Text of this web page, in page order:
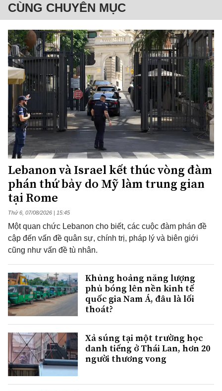
CÙNG CHUYÊN MỤC
Lebanon và Israel kết thúc vòng đàm
phán thứ bảy do Mỹ làm trung gian
tại Rome
Thứ 6, 07/08/2026 | 15:45
Một quan chức Lebanon cho biết, các cuộc đàm phán đề
cập đến vấn đề quân sự, chính trị, pháp lý và biên giới
cũng như vấn đề tù nhân.
Khủng hoảng năng lượng
phủ bóng lên nền kinh tế
quốc gia Nam Á, đâu là lối
thoát?
Xả súng tại một trường học
danh tiếng ở Thái Lan, hơn 20
người thương vong